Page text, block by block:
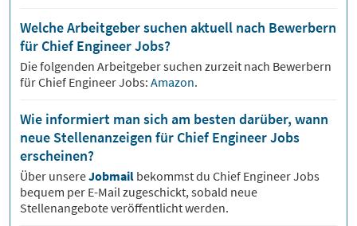
Welche Arbeitgeber suchen aktuell nach Bewerbern
für Chief Engineer Jobs?
Die folgenden Arbeitgeber suchen zurzeit nach Bewerbern
fürChief EngineerJobs: Amazon.
Wie informiert man sich am besten darüber, wann
neue Stellenanzeigen für Chief Engineer Jobs
erscheinen?
Über unsereJobmail bekommst du Chief EngineerJobs
bequem per E-Mail zugeschickt, sobald neue
Stellenangebote veröffentlicht werden.